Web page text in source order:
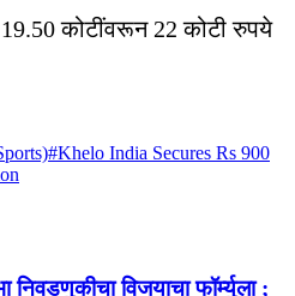
कोटींवरून 22 कोटी रुपये
#Khelo India Secures Rs 900
निवडणुकीचा विजयाचा फॉर्म्युला ;